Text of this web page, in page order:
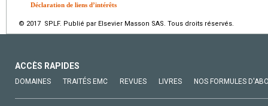
Déclaration de liens d’intérêts
© 2017 SPLF. Publié par Elsevier Masson SAS. Tous droits réservés.
ACCÈS RAPIDES
DOMAINES TRAITÉS EMC REVUES LIVRES NOS FORMULES